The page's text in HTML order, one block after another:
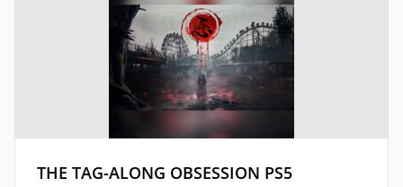
THE TAG-ALONG OBSESSION PS5